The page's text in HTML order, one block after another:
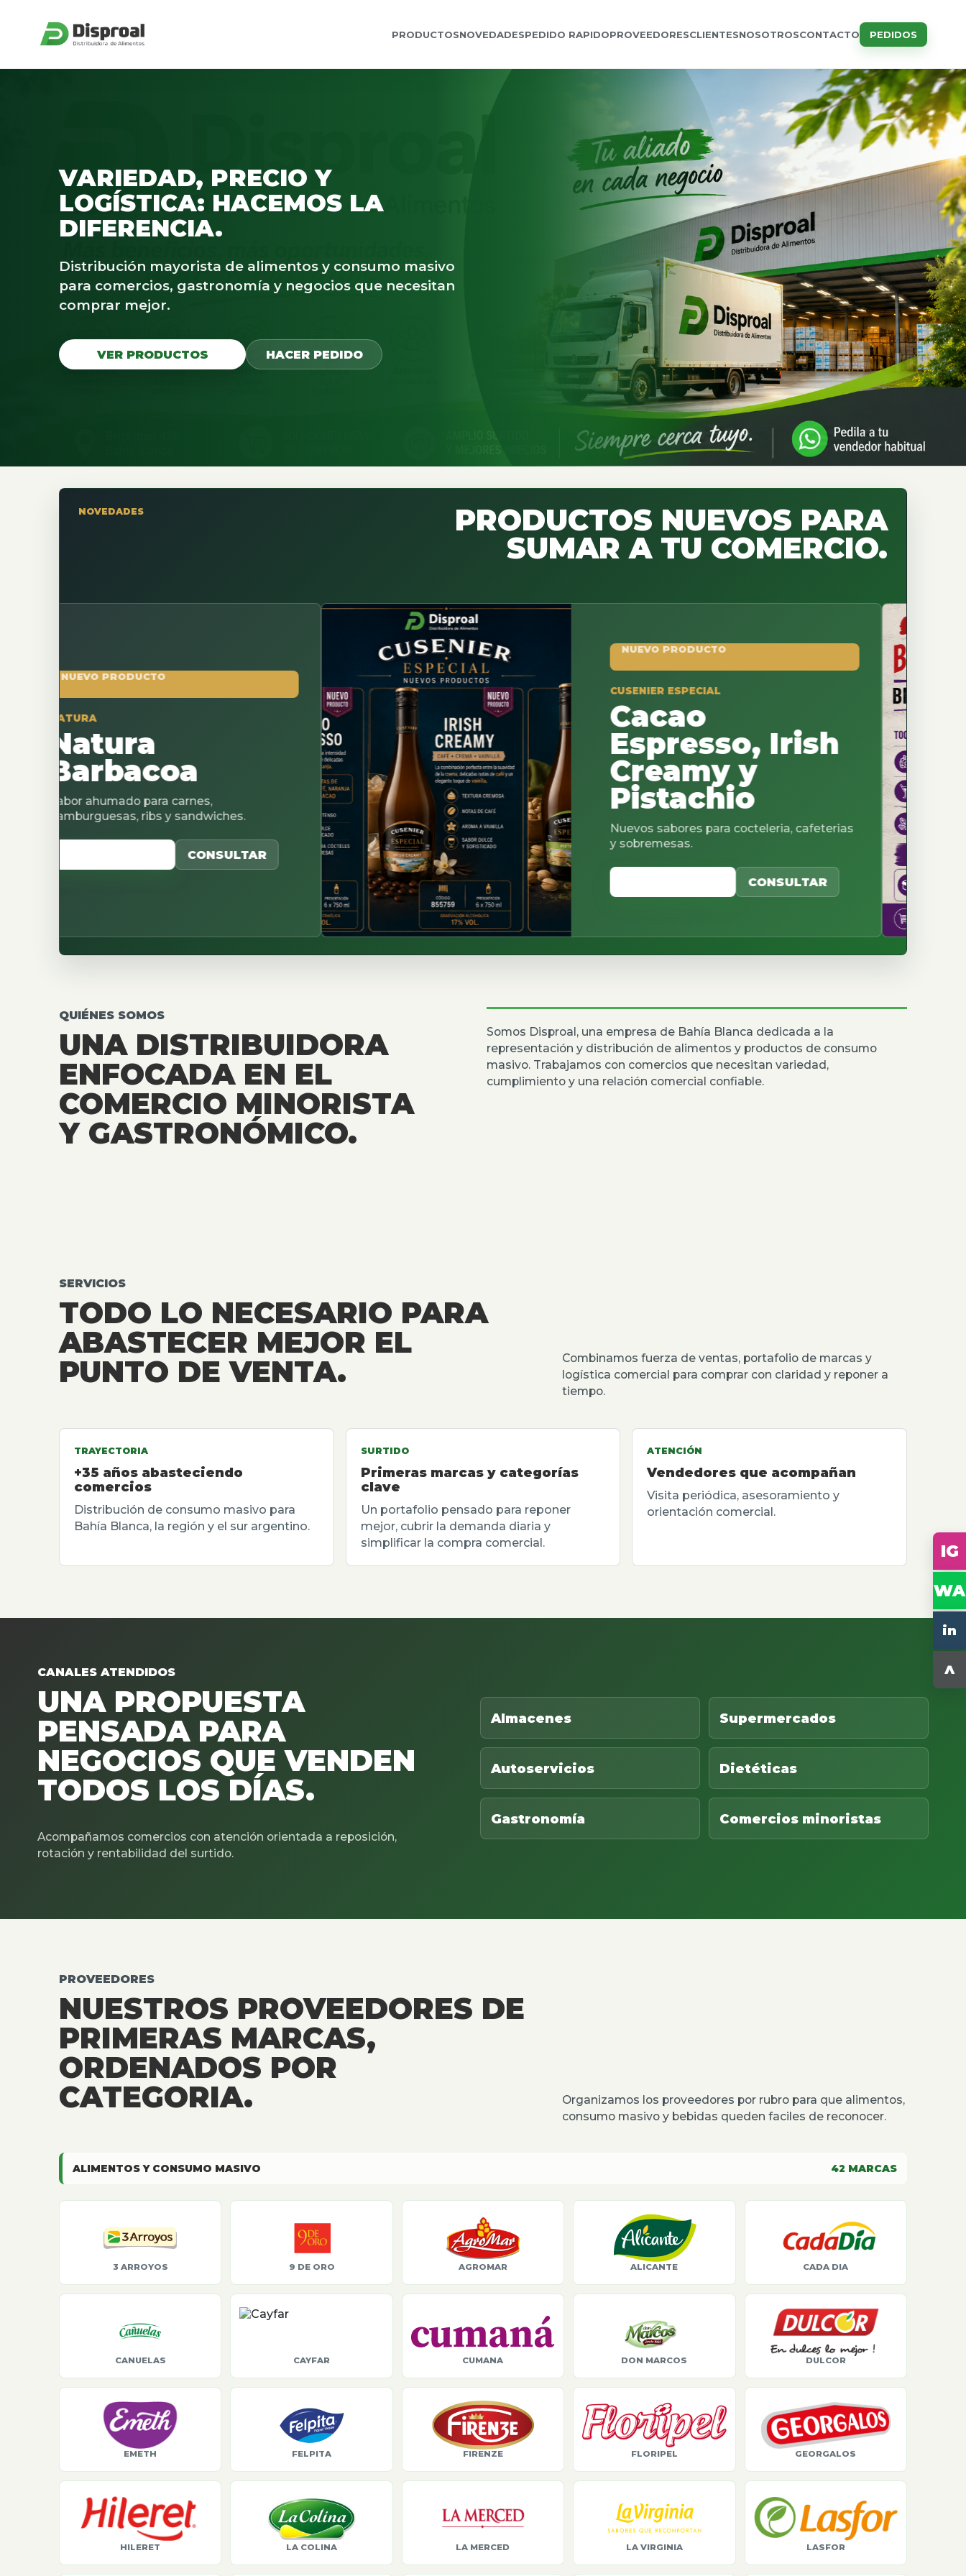
PRODUCTOSNOVEDADESPEDIDO RAPIDOPROVEEDORESCLIENTESNOSOTROSCONTACTO PEDIDOS
VARIEDAD, PRECIO Y
LOGÍSTICA: HACEMOS LA
DIFERENCIA.
Distribución mayorista de alimentos y consumo masivo
para comercios, gastronomía y negocios que necesitan
comprar mejor.
VER PRODUCTOS HACER PEDIDO
NOVEDADES PRODUCTOS NUEVOS PARA
SUMAR A TU COMERCIO.
PRODUCTO
para carnes,
ribs y sandwiches.
NUEVO PRODUCTO
CUSENIER ESPECIAL
Cacao
Espresso, Irish
Creamy y
Pistachio
Nuevos sabores para cocteleria, cafeterias
y sobremesas.
VER CATALOGO
QUIÉNES SOMOS
UNA DISTRIBUIDORA
ENFOCADA EN EL
COMERCIO MINORISTA
Y GASTRONÓMICO.
Somos Disproal, una empresa de Bahía Blanca dedicada a la
representación y distribución de alimentos y productos de consumo
masivo. Trabajamos con comercios que necesitan variedad,
cumplimiento y una relación comercial confiable.
SERVICIOS
TODO LO NECESARIO PARA
ABASTECER MEJOR EL
PUNTO DE VENTA.
Combinamos fuerza de ventas, portafolio de marcas y
logística comercial para comprar con claridad y reponer a
tiempo.
TRAYECTORIA
+35 años abasteciendo
comercios
Distribución de consumo masivo para
Bahía Blanca, la región y el sur argentino.
SURTIDO
Primeras marcas y categorías
clave
Un portafolio pensado para reponer
mejor, cubrir la demanda diaria y
simplificar la compra comercial.
ATENCIÓN
Vendedores que acompañan
Visita periódica, asesoramiento y
orientación comercial.
CANALES ATENDIDOS
UNA PROPUESTA
PENSADA PARA
NEGOCIOS QUE VENDEN
TODOS LOS DÍAS.
Acompañamos comercios con atención orientada a reposición,
rotación y rentabilidad del surtido.
Almacenes Supermercados
Autoservicios Dietéticas
Gastronomía Comercios minoristas
PROVEEDORES
NUESTROS PROVEEDORES DE
PRIMERAS MARCAS,
ORDENADOS POR
CATEGORIA.
Organizamos los proveedores por rubro para que alimentos,
consumo masivo y bebidas queden faciles de reconocer.
ALIMENTOS Y CONSUMO MASIVO 42 MARCAS
3 ARROYOS 9 DE ORO AGROMAR ALICANTE CADA DIA
CANUELAS CAYFAR CUMANA DON MARCOS DULCOR
EMETH FELPITA FIRENZE FLORIPEL GEORGALOS
HILERET LA COLINA LA MERCED LA VIRGINIA LASFOR
IG
WA
in
^